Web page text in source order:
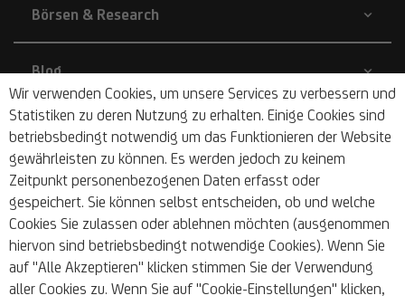
Wir verwenden Cookies, um unsere Services zu verbessern und
Statistiken zu deren Nutzung zu erhalten. Einige Cookies sind
betriebsbedingt notwendig um das Funktionieren der Website
gewährleisten zu können. Es werden jedoch zu keinem
Zeitpunkt personenbezogenen Daten erfasst oder
gespeichert. Sie können selbst entscheiden, ob und welche
Cookies Sie zulassen oder ablehnen möchten (ausgenommen
hiervon sind betriebsbedingt notwendige Cookies). Wenn Sie
auf "Alle Akzeptieren" klicken stimmen Sie der Verwendung
aller Cookies zu. Wenn Sie auf "Cookie-Einstellungen" klicken,
Börsen & Research
Blog
Nachhaltigkeit
Barrierefrei